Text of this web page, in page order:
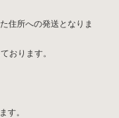
住所への発送となりま
おります。
す。